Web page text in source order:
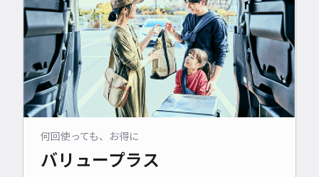
何回使っても、お得に
バリュープラス